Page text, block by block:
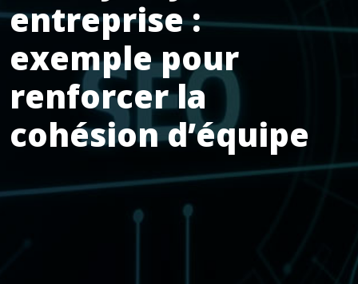
entreprise :
exemple pour
renforcer la
cohésion d’équipe